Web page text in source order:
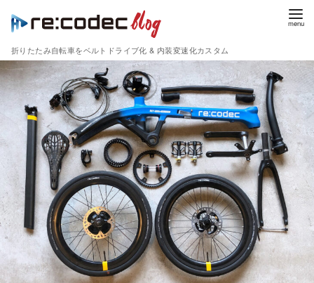
コ
ン
テ
ン
ツ
へ
移
動
折りたたみ自転車をベルトドライブ化 & 内装変速化カスタム